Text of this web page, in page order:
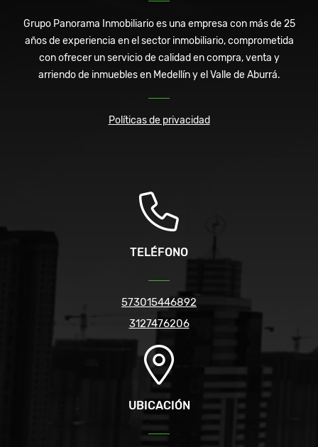
Grupo Panorama Inmobiliario es una empresa con más de 25
años de experiencia en el sector inmobiliario, comprometida
con ofrecer un servicio de calidad en compra, venta y
arriendo de inmuebles en Medellín y el Valle de Aburrá.
Políticas de privacidad
TELÉFONO
573015446892
3127476206
UBICACIÓN